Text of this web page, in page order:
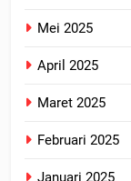
Mei 2025
April 2025
Maret 2025
Februari 2025
Januari 2025